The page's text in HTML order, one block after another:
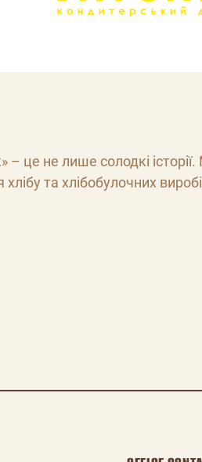
– це не лише солодкі
та хлібобулочних